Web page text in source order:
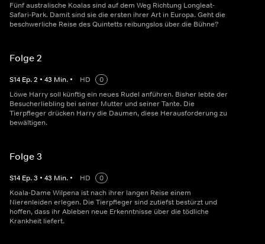
Fünf australische Koalas sind auf dem Weg Richtung Longleat-
Safari-Park. Damit sind sie die ersten ihrer Art in Europa. Geht die
beschwerliche Reise des Quintetts reibungslos über die Bühne?
Folge 2
S14 Ep.2 • 43 Min. • HD
0
Löwe Harry soll künftig ein neues Rudel anführen. Bisher lebte der
Besucherliebling bei seiner Mutter und seiner Tante. Die
Tierpfleger drücken Harry die Daumen, diese Herausforderung zu
bewältigen.
Folge 3
S14 Ep.3 • 43 Min. • HD
0
Koala-Dame Wilpena ist nach ihrer langen Reise einem
Nierenleiden erlegen. Die Tierpfleger sind zutiefst bestürzt und
hoffen, dass ihr Ableben neue Erkenntnisse über die tödliche
Krankheit liefert.